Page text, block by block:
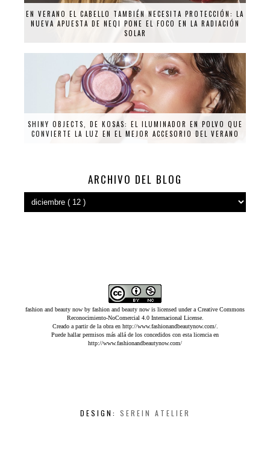
EN VERANO EL CABELLO TAMBIÉN NECESITA PROTECCIÓN: LA
NUEVA APUESTA DE NEQI PONE EL FOCO EN LA RADIACIÓN
SOLAR
SHINY OBJECTS, DE KOSAS: EL ILUMINADOR EN POLVO QUE
CONVIERTE LA LUZ EN EL MEJOR ACCESORIO DEL VERANO
ARCHIVO DEL BLOG
fashion and beauty now by fashion and beauty now is licensed under aCreative Commons
Reconocimiento-NoComercial 4.0 Internacional License.
Creado a partir de la obra en http://www.fashionandbeautynow.com/.
Puede hallar permisos más allá de los concedidos con esta licencia en
http://www.fashionandbeautynow.com/
DESIGN: SEREIN ATELIER